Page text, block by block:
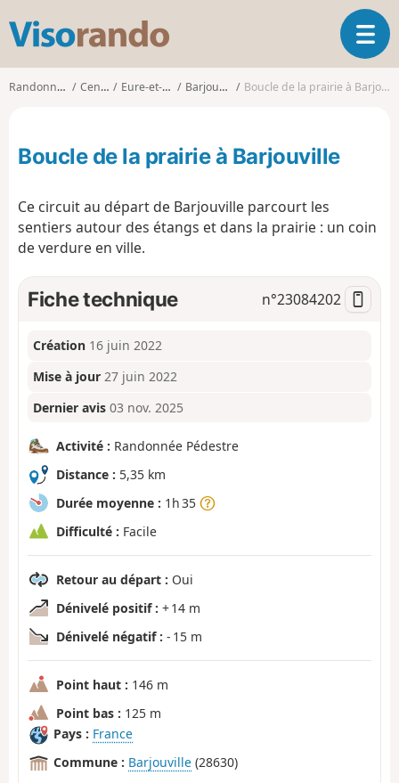
s
d
O
u
v
a
Randonnées Centre Eure-et-Loir Barjouville Boucle de la prairie à Barjouville
Boucle de la prairie à Barjouville
Ce circuit au départ de Barjouville parcourt les
sentiers autour des étangs et dans la prairie : un coin
de verdure en ville.
Fiche technique n°23084202
Création 16 juin 2022
Mise à jour 27 juin 2022
Dernier avis 03 nov. 2025
Activité : Randonnée Pédestre
Distance : 5,35 km
Durée moyenne : 1h 35
Difficulté : Facile
Retour au départ : Oui
Dénivelé positif : + 14 m
Dénivelé négatif : - 15 m
Point haut : 146 m
Point bas : 125 m
Pays : France
Commune : Barjouville (28630)